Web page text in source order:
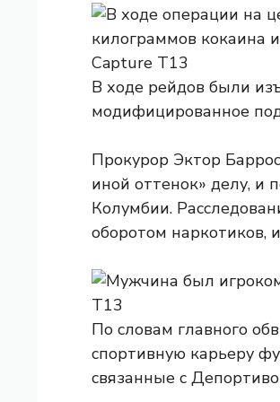
В ходе рейдов были
модифицированное
Прокурор Эктор
иной оттенок» делу, и
Колумбии.
оборотом наркотиков,
По словам главного
спортивную карьеру
связанные с